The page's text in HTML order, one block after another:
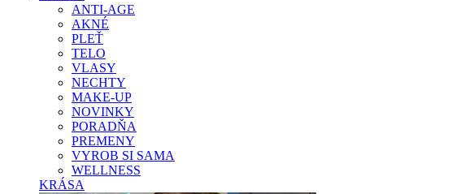
ANTI-AGE
AKNÉ
PLEŤ
TELO
VLASY
NECHTY
MAKE-UP
NOVINKY
PORADŇA
PREMENY
VYROB SI SAMA
WELLNESS
KRÁSA